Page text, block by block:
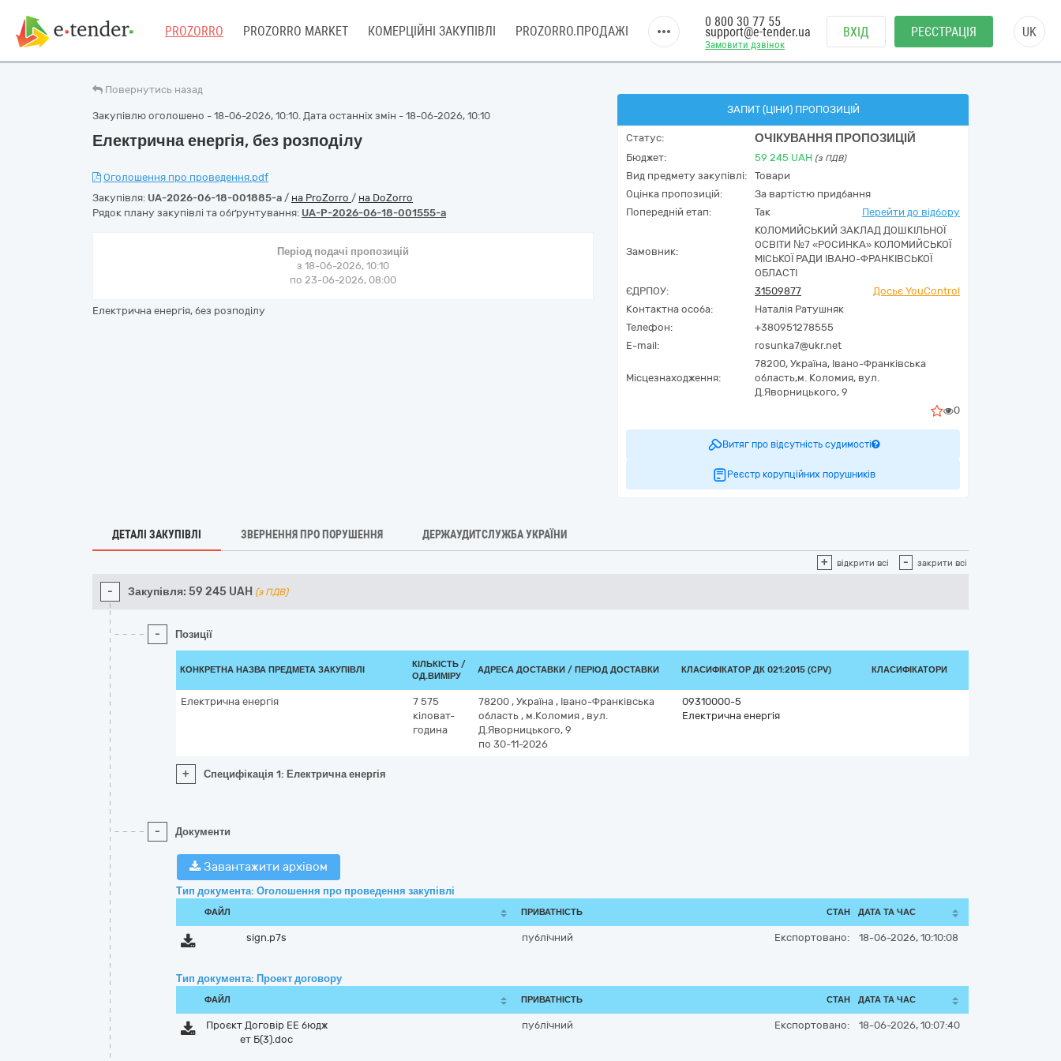
PROZORRO PROZORRO MARKET КОМЕРЦІЙНІ ЗАКУПІВЛІ PROZORRO.ПРОДАЖІ
Замовити дзвінок
0 800 30 77 55
support@e-tender.ua ВХІД РЕЄСТРАЦІЯ UK
Повернутись назад
Закупівлю оголошено - 18-06-2026, 10:10. Дата останніх змін - 18-06-2026, 10:10
Електрична енергія, без розподілу
Оголошення про проведення.pdf
Закупівля: UA-2026-06-18-001885-a / на ProZorro / на DoZorro
Рядок плану закупівлі та обґрунтування: UA-P-2026-06-18-001555-a
Період подачі пропозицій
з 18-06-2026, 10:10
по 23-06-2026, 08:00
Електрична енергія, без розподілу
ЗАПИТ (ЦІНИ) ПРОПОЗИЦІЙ
Статус: ОЧІКУВАННЯ ПРОПОЗИЦІЙ
Бюджет: 59 245 UAH (з ПДВ)
Вид предмету закупівлі:
Товари
Оцінка пропозицій:
За вартістю придбання
Попередній етап:
Так Перейти до відбору
Замовник:
КОЛОМИЙСЬКИЙ ЗАКЛАД ДОШКІЛЬНОЇ
ОСВІТИ №7 «РОСИНКА» КОЛОМИЙСЬКОЇ
МІСЬКОЇ РАДИ ІВАНО-ФРАНКІВСЬКОЇ
ОБЛАСТІ
ЄДРПОУ:
31509877
Досьє YouControl
Контактна особа:
Наталія Ратушняк
Телефон:
+380951278555
E-mail:
rosunka7@ukr.net
Місцезнаходження:
78200, Україна, Івано-Франківська
область,м. Коломия, вул.
Д.Яворницького, 9
0
Витяг про відсутність судимості
Реєстр корупційних порушників
ДЕТАЛІ ЗАКУПІВЛІ ЗВЕРНЕННЯ ПРО ПОРУШЕННЯ ДЕРЖАУДИТСЛУЖБА УКРАЇНИ
+ відкрити всі - закрити всі
- Закупівля: 59 245 UAH (з ПДВ)
- Позиції
КОНКРЕТНА НАЗВА ПРЕДМЕТА ЗАКУПІВЛІ
КІЛЬКІСТЬ /
ОД.ВИМІРУ
АДРЕСА ДОСТАВКИ / ПЕРІОД ДОСТАВКИ КЛАСИФІКАТОР ДК 021:2015 (CPV) КЛАСИФІКАТОРИ
Електрична енергія
7 575
кіловат-
година
78200 , Україна , Івано-Франківська
область , м.Коломия , вул.
Д.Яворницького, 9
по 30-11-2026
09310000-5
Електрична енергія
+ Специфікація 1: Електрична енергія
- Документи
Завантажити архівом
Тип документа: Оголошення про проведення закупівлі
ФАЙЛ ПРИВАТНІСТЬ СТАН ДАТА ТА ЧАС
sign.p7s публічний Експортовано: 18-06-2026, 10:10:08
Тип документа: Проект договору
ФАЙЛ ПРИВАТНІСТЬ СТАН ДАТА ТА ЧАС
Проєкт Договір ЕЕ бюдж
ет Б(3).doc
публічний Експортовано: 18-06-2026, 10:07:40